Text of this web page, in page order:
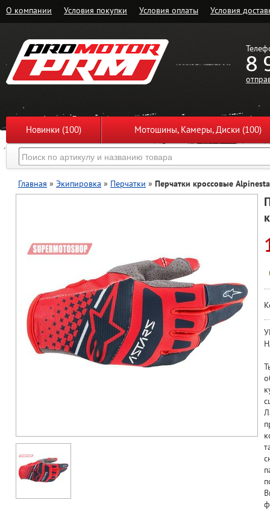
О компании Условия покупки Условия оплаты Условия
8
Новинки (100) Мотошины, Камеры, Диски (100)
Главная » Экипировка » Перчатки » Перчатки кроссовые